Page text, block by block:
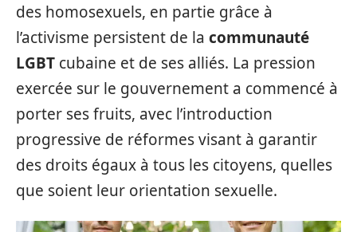
des homosexuels, en partie grâce à
l’activisme persistent de la communauté
LGBT cubaine et de ses alliés. La pression
exercée sur le gouvernement a commencé à
porter ses fruits, avec l’introduction
progressive de réformes visant à garantir
des droits égaux à tous les citoyens, quelles
que soient leur orientation sexuelle.